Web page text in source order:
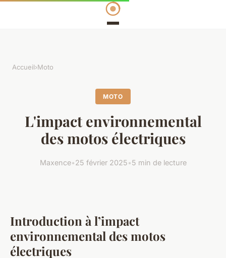
Accueil›Moto
MOTO
L'impact environnemental
des motos électriques
Maxence•25 février 2025•5 min de lecture
Introduction à l’impact
environnemental des motos
électriques